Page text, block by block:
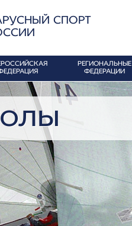
СПОРТ
РЕГИОНАЛЬНЫЕ
ФЕДЕРАЦИИ